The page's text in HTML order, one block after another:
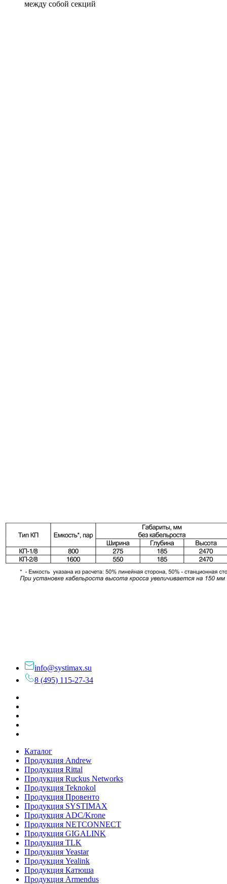
между собой секций
info@systimax.su
8 (495) 115-27-34
Каталог
Продукция Andrew
Продукция Rittal
Продукция Ruckus Networks
Продукция Teknokol
Продукция Провенто
Продукция SYSTIMAX
Продукция ADC/Krone
Продукция NETCONNECT
Продукция GIGALINK
Продукция TLK
Продукция Yeastar
Продукция Yealink
Продукция Катюша
Продукция Armendus